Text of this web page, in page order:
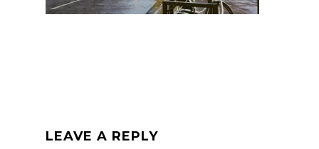
LEAVE A REPLY